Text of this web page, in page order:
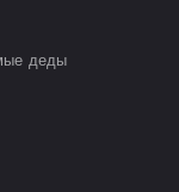
деды